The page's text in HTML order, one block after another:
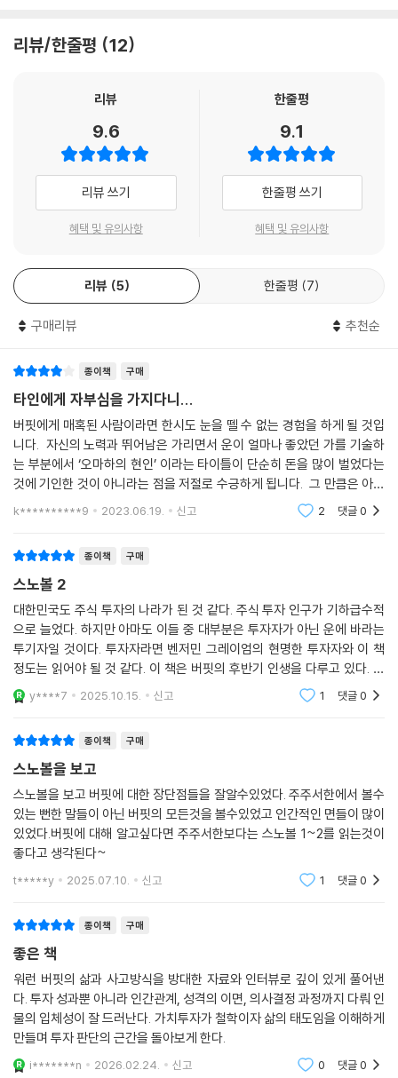
입니다.”
찰리 멍거는 워런에게 어떤 상황에서도 그렇게 해서는 안 된다고 말렸다.
은 20년을 법정에서 보내야 할 테니까 말이지.”
하지만 코리건은 이 경고를 다른 어느 관계자들보다 진지하게 받아들였다.
“다시 전화를 하겠습니다.”
워런은 전화를 기다리면서 다음에 자기가 할 행동을 머릿속에 그렸다. 엘
리베이터에 타는 자기 모습을 상상했다. 6층에서 내린다. 기자회견장으로
혼자 들어간다. 그리고 기자들 앞에서 이렇게 말한다.
“우리는 방금 파산을 선언했습니다.”
워런은 다른 이야기들은 접어두고 곧바로 게이츠에게 IBM이 미래에도 잘
수없이 나타났다가 사라지는데 이유가 뭐냐고 물었다. 게이츠가 설명하기
다. 그러고는 워런에게 신문사 경영에 대해서 물었다. 그는 다른 미디어들
때문에 신문사는 점점 더 어려워지고 있다고 대답했다. 만난 지 몇 분 지나
지 않아서 두 사람은 벌써 깊은 대화에 빠져들었다. (…) 유명인사들이 두
사람 주변에 모여들었지만 두 사람의 대화는 끊어지지 않았다. 게이츠와
워런은 자갈이 깔린 해변을 산책했다. 두 사람은 서로에게 이끌리기 시작
했다.
--- 「50. 로또」 중에서
아시다시피 나는 이 세상에 살면서 상당히 괜찮았습니다. 내가 1930년에
는 어머니의 자궁에서 나와 미국이라는 나라에 태어나면서 로또에 당첨된
겁니다. 다른 나라에서 태어났더라면 내가 거둘 수 있었던 성공의 가능성
은 훨씬 적었을 겁니다.
어머니의 자궁에 쌍둥이 둘이 있다고 칩시다. 둘 다 명석하고 에너지가 넘
칩니다. 이때 램프의 요정이 이 아이들에게 이렇게 말한다고 칩시다. ‘너희
가운데 한 명은 미국에서 태어날 것이고, 또 한 명은 방글라데시에서 태어
이다. 그렇다면 방글라데시에서 태어나는 아이의 소득은 미국에서 태어난
아이의 소득에 비해서 몇 퍼센트나 될까?’ 이 말은, 어떤 사람의 운명은 그
는 게 아니라는 사실을 암시합니다. (…) 그게 바로 ‘난소 로또’입니다.
--- 「50. 로또」 중에서
회사들이 올바른 판단을 하고 실천할 수 있는 통찰력과 자원과 불굴의 용
이와 관련해서 워런은 다음과 같이 말했다.
“위기 상황에서 현금이 용기와 결합할 때 이것의 가치는 무한합니다.”
이제 다시 워런 버핏의 시기가 찾아왔다. 평범한 기백의 소유자라면 손들
고 말았을 테지만, 워런은 키위트 플라자에 진눈깨비처럼 내릴 이런 종류
의 기회를 오랜 세월 동안 기다려 왔다. 그가 가지고 있는 모든 능력이 한꺼
번에 작동하는 것 같았다. 그는 상당한 양의 정크본드를 버크셔 해서웨이
이름으로 매입했는데, 이는 꽁초 같은 역할을 하게 된다.
이야기가 다를 때에는 ‘아첨이 덜한 쪽으로’ 써달라고 요청했다.
누구에게나 자신이 잘할 수 있는 능력의 범위라는 게 분명히 있으며, 항상
자기 능력 범위를 넘어서는 부분을 인식해 금을 그어놓고 그것을 넘지 않
으려고 했다. 그리고 이것이, 자신이 긴 세월 내내 성공을 구가하고 있는 이
유 중 하나라고 말했다.
《스노볼》이 탄생할 수 있었던 것은 그의 이런 겸허한 태도 덕택이었다. 이
책은 억만장자의 그렇고 그런 성공 스토리가 될 수도 있었으나 그는 스스
로를 포장하는 것을 원하지 않았다. 버핏의 눈치를 볼 필요가 없었던 저자
장점과 단점을 날카롭게 잡아냈다. 논란을 불러일으킬 만한 버핏의 사생활
도 대충 지나가지 않았다. 시대의 중심을 관통해 온 버핏의 행적 하나하나,
발언 하나하나, 주변에서 벌어지는 사건 하나하나에 대한 치밀한 검증과
자본주의의 역사를 조망하는 대하 드라마로 만들었다. 전후의 호경기, 아
황을 부를 뻔했던 살로먼 브라더스 사태, 롱텀캐피털매니지먼트 파산, 9·1
1 사태, 서브프라임 모기지론에서 비롯된 최근의 경제 위기 등, 미국과 세
계 금융의 중요한 고비마다 버핏이 내린 판단과 보인 행보는 현대 자본주
의를 이해하는 데 생생한 가르침을 준다. 인터넷 버블 붐을 경고했던 것처
럼 그가 일찍이 파생상품을 ‘금융의 대량살상무기’로 부르며 경계하고, 자
신이 경영하던 보험사들에서 파생상품의 리스크를 관리했던 점은 우리가
50년 이상 연평균 수익률 20퍼센트!
투자를 하며 5년만 꾸준히 성과를 내도 대단하다는 평가를 받는 시대, 무
려 반세기 이상 20% 이상의 수익률을 거두며 내내 정상의 자리를 지켜온
워런 버핏. 그의 부는 재산을 물려받지 않고 오로지 스스로의 노력으로 일
군 것이란 점에서 타의 추종을 불허한다. 그러나 이런 투자 성과는 그를 돋
자’를 넘어 ‘존경받는 현인’으로까지 만들었을까? 한 명의 투자가로서, 한
명의 인간으로서 그가 칭송받는 이유는 과연 무엇일까?
대공황기 직장을 잃은 은행원의 아들로 태어난 버핏은 부자가 되고 싶다는
열망으로 여섯 살 때 껌을 팔아 돈을 벌기 시작한다. 그러다 열한 살 때 주
식투자를 시작하고 신문 배달을 비롯한 온갖 아르바이트를 경험하며, ‘적
은 돈부터 조금씩 불려 나가다 보면 마침내 돈이 돈을 벌어들인다’는 현대
자본주의의 ‘스노볼’ 원리, 즉 ‘복리’의 원리를 터득한다.
해 눈덩이를 굴리다 보면 끝에 가서는 정말 큰 눈덩이가 된다. 그는 자신이
긴 언덕에서 아주 조심스럽게 그 눈덩이를 굴려왔을 뿐이라고 말한다. 이
원리를 일찌감치 깨달은 그가 이를 효과적으로 활용해 거대한 부를 일구어
내는 믿기지 않는 이야기는 그 자체로 커다란 감탄을 불러일으키는 것은
물론 진한 교훈까지 안겨준다.
놀랍게도, 그 교훈은 돈에 대한 것이 아니다. 지치지 않고 구할 수 있는 모
든 정보를 무시무시한 속도로 섭렵하는 버핏의 놀라운 집중력과 학습량,
시장 평균을 훨씬 상회하는 수익을 올렸다. 버핏이 공인한 전기인 이 책에
서 바로 그것이 가능했던 이유들을 찾을 수 있다.
- [파이낸셜 타임스]
경악할 만큼 솔직한 워런 버핏의 삶! 모건스탠리의 전직 이사였던 저자는
세계 최고 부자의, 영감을 불러일으키는 비전과 복잡한 인간적 면모를 편
- [퍼블리셔스 위클리]
보인다. 엄청난 영감을 주는 자본가를 그린 위대한 책이 탄생했다.
- [피플]
탐욕스럽고 비이성적인 경제시스템 속에서 불안한 사람들이여, 이 책을 사
라. 경제를 이끌어가는 이들 중 합리적인 사람이 최소한 한 명은 있다는 사
실이 진정한 위안이 될 것이다. 무엇보다도 이 책을 읽는 것 자체가 매우 즐
거운 일이다.
리뷰/한줄평 12
리뷰
9.6
리뷰 쓰기
혜택 및 유의사항
한줄평
9.1
한줄평 쓰기
혜택 및 유의사항
리뷰 5 한줄평 7
구매리뷰 추천순
종이책 구매
타인에게 자부심을 가지다니...
버핏에게 매혹된 사람이라면 한시도 눈을 뗄 수 없는 경험을 하게 될 것입
니다. 자신의 노력과 뛰어남은 가리면서 운이 얼마나 좋았던 가를 기술하
는 부분에서 ‘오마하의 현인’ 이라는 타이틀이 단순히 돈을 많이 벌었다는
것에 기인한 것이 아니라는 점을 저절로 수긍하게 됩니다. 그 만큼은 아니
지만 어느 정도의 ‘난소 로또’에 당첨된 우리 대한민국인들도 그 만큼의 겸
k**********9 2023.06.19. 신고 2 댓글0
종이책 구매
스노볼 2
대한민국도 주식 투자의 나라가 된 것 같다. 주식 투자 인구가 기하급수적
으로 늘었다. 하지만 아마도 이들 중 대부분은 투자자가 아닌 운에 바라는
투기자일 것이다. 투자자라면 벤저민 그레이엄의 현명한 투자자와 이 책
정도는 읽어야 될 것 같다. 이 책은 버핏의 후반기 인생을 다루고 있다. 버
핏의 삶은 공부하면 투자에도 많은 인사이트를 얻을 수 있을 것이다.
y****7 2025.10.15. 신고 1 댓글0
종이책 구매
스노볼을 보고
스노볼을 보고 버핏에 대한 장단점들을 잘알수있었다. 주주서한에서 볼수
있는 뻔한 말들이 아닌 버핏의 모든것을 볼수있었고 인간적인 면들이 많이
있었다.버핏에 대해 알고싶다면 주주서한보다는 스노볼 1~2를 읽는것이
좋다고 생각된다~
t*****y 2025.07.10. 신고 1 댓글0
종이책 구매
좋은 책
워런 버핏의 삶과 사고방식을 방대한 자료와 인터뷰로 깊이 있게 풀어낸
다. 투자 성과뿐 아니라 인간관계, 성격의 이면, 의사결정 과정까지 다뤄 인
물의 입체성이 잘 드러난다. 가치투자가 철학이자 삶의 태도임을 이해하게
만들며 투자 판단의 근간을 돌아보게 한다.
i*******n 2026.02.24. 신고 0 댓글0